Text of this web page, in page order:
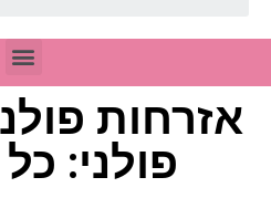
אזרחות
פולני: